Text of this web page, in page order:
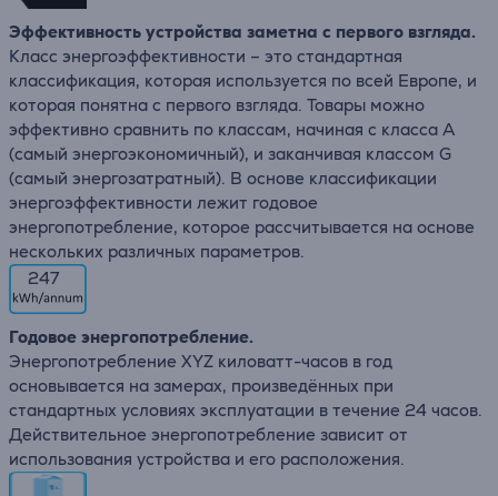
Эффективность устройства заметна с первого взгляда.
Класс энергоэффективности – это стандартная
классификация, которая используется по всей Европе, и
которая понятна с первого взгляда. Товары можно
эффективно сравнить по классам, начиная с класса А
(самый энергоэкономичный), и заканчивая классом G
(самый энергозатратный). В основе классификации
энергоэффективности лежит годовое
энергопотребление, которое рассчитывается на основе
нескольких различных параметров.
247
Годовое энергопотребление.
Энергопотребление XYZ киловатт-часов в год
основывается на замерах, произведённых при
стандартных условиях эксплуатации в течение 24 часов.
Действительное энергопотребление зависит от
использования устройства и его расположения.